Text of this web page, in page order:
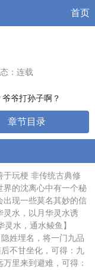
首页
：连载
爷打孙子啊？
章节目录
于玩梗 非传统古典修
界的沈离心中有一个秘
出现一些莫名其妙的信
灵水，以月华灵水诱
水，通水鲮鱼】
姓埋名，将一门九品
不甘坐化，可得：九
里来到避难，可得：